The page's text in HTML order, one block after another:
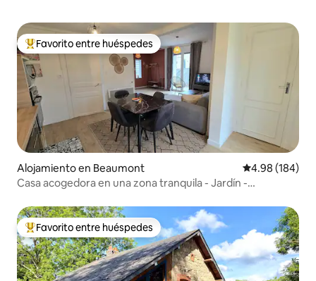
Favorito entre huéspedes preferido
Favorito entre huéspedes
Alojamiento en Beaumont Calificación
4.98 (184)
Casa acogedora en una zona tranquila - Jardín -
Favorito entre huéspedes preferido
Favorito entre huéspedes